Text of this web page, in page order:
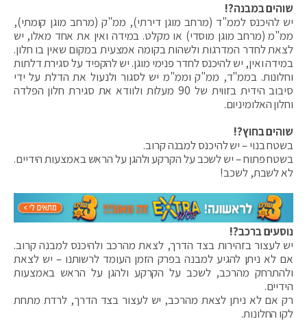
שוהים במבנה?!
יש להיכנס לממ"ד (מרחב מוגן דירתי), ממ"ק (מרחב מוגן קומתי),
ממ"מ (מרחב מוגן מוסדי) או מקלט. במידה ואין את אחד מאלו, יש
לצאת לחדר המדרגות ולשהות בקומה אמצעית במקום שאין בו חלון.
במידה ואין, יש להיכנס לחדר פנימי מוגן. יש להקפיד על סגירת דלתות
וחלונות. בממ"ד, ממ"ק וממ"מ יש לסגור ולנעול את הדלת על ידי
סיבוב הידית בזווית של 90 מעלות ולוודא את סגירת חלון הפלדה
וחלון האלומיניום.
שוהים בחוץ?!
בשטח בנוי – יש להיכנס למבנה קרוב.
בשטח פתוח – יש לשכב על הקרקע ולהגן על הראש באמצעות הידיים.
לא לשבת, לשכב!
נוסעים ברכב?!
יש לעצור בזהירות בצד הדרך, לצאת מהרכב ולהיכנס למבנה קרוב.
אם לא ניתן להגיע למבנה בפרק הזמן העומד לרשותנו – יש לצאת
ולהתרחק מהרכב, לשכב על הקרקע ולהגן על הראש באמצעות
הידיים.
רק אם לא ניתן לצאת מהרכב, יש לעצור בצד הדרך, לרדת מתחת
לקו החלונות.